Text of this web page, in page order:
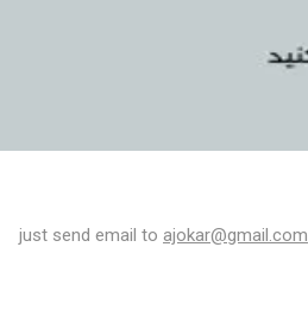
just send email to ajokar@gmail.com